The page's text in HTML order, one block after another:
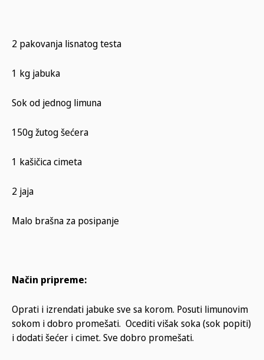
2 pakovanja lisnatog testa
1 kg jabuka
Sok od jednog limuna
150g žutog šećera
1 kašičica cimeta
2 jaja
Malo brašna za posipanje
Način pripreme:
Oprati i izrendati jabuke sve sa korom. Posuti limunovim
sokom i dobro promešati. Ocediti višak soka (sok popiti)
i dodati šećer i cimet. Sve dobro promešati.